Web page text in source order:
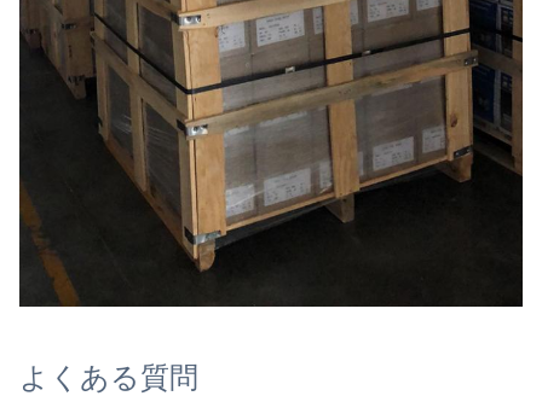
よくある質問